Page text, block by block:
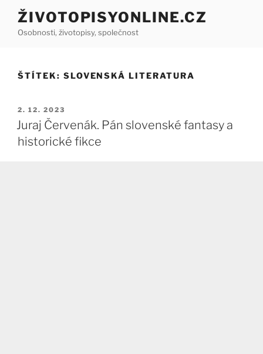
Přejít
obsahu
ŽIVOTOPISYONLINE.CZ
Osobnosti, životopisy, společnost
ŠTÍTEK: SLOVENSKÁ LITERATURA
PUBLIKOVÁNO
2. 12. 2023
Juraj Červenák. Pán slovenské fantasy a
historické fikce